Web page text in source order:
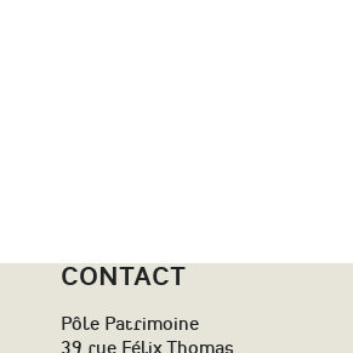
CONTACT
Pôle Patrimoine